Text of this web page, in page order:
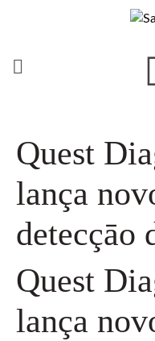
Quest
lança
detecçāo
Quest
lança